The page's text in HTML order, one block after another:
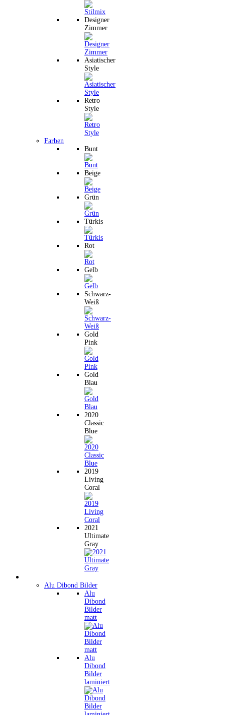
Designer
Zimmer
Asiatischer
Style
Retro
Style
Farben
Bunt
Beige
Grün
Türkis
Rot
Gelb
Schwarz-
Weiß
Gold
Pink
Gold
Blau
2020
Classic
Blue
2019
Living
Coral
2021
Ultimate
Gray
Alu Dibond Bilder
Alu
Dibond
Bilder
matt
Alu
Dibond
Bilder
laminiert